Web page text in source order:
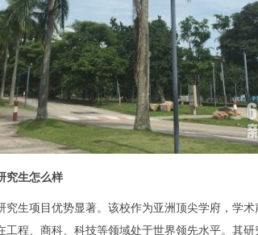
究生怎么样
究生项目优势显著。该校作为亚洲顶尖学府，学
工程、商科、科技等领域处于世界领先水平。其